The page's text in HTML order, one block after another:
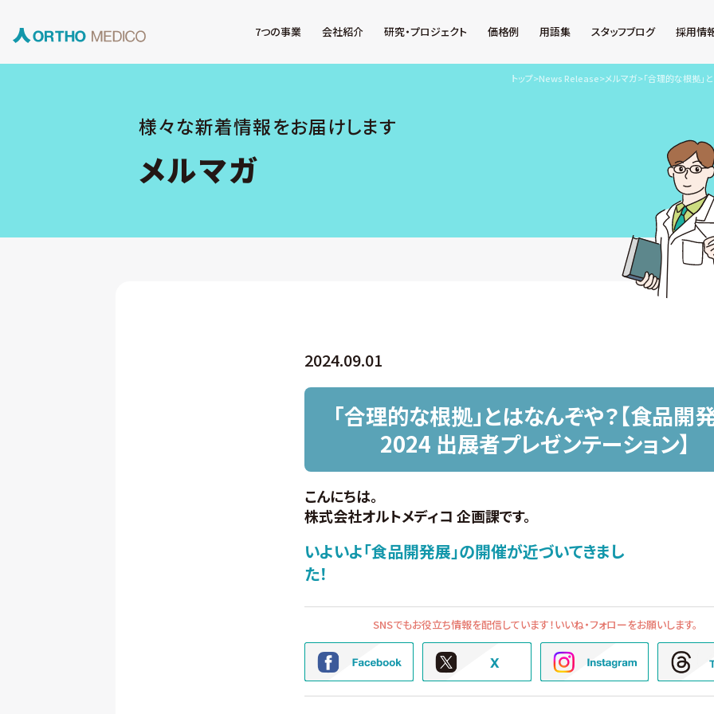
7つの事業 会社紹介 研究・プロジェクト 価格例 用語集 スタッフブログ 採用情
トップ>News Release>メルマガ>「合理的な根拠」
様々な新着情報をお届けします
メルマガ
2024.09.01
「合理的な根拠」とはなんぞや？【食品開
2024 出展者プレゼンテーション】
こんにちは。
株式会社オルトメディコ 企画課です。
いよいよ「食品開発展」の開催が近づいてきまし
た！
SNSでもお役立ち情報を配信しています！いいね・フォローをお願いします。